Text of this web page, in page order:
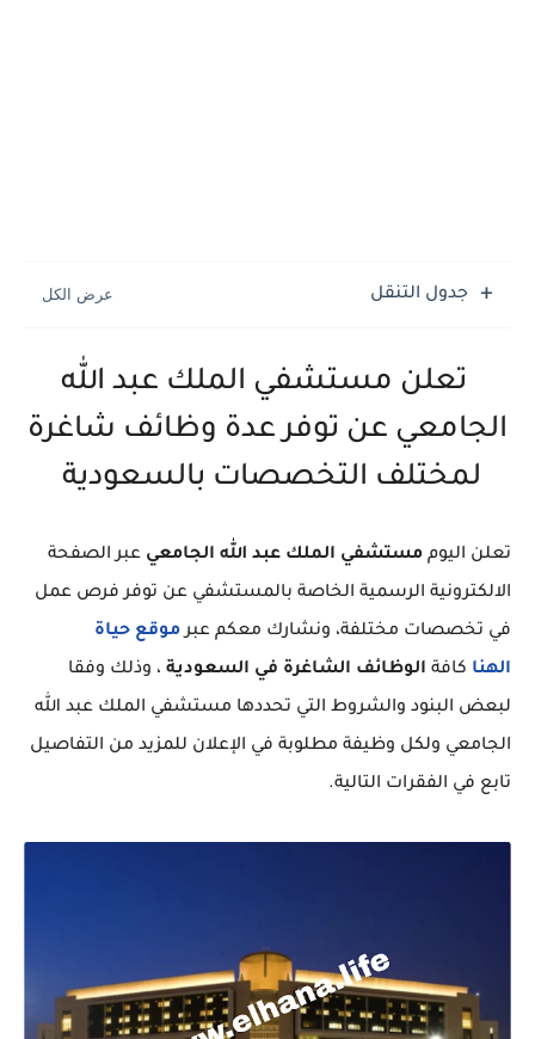
جدول التنقل
تعلن مستشفي الملك عبد الله
الجامعي عن توفر عدة وظائف شاغرة
لمختلف التخصصات بالسعودية
تعلن اليوم مستشفي الملك عبد الله الجامعي عبر الصفحة
الالكترونية الرسمية الخاصة بالمستشفي عن توفر فرص عمل
في تخصصات مختلفة، ونشارك معكم عبرموقع حياة
الهنا كافة الوظائف الشاغرة في السعودية ، وذلك وفقا
لبعض البنود والشروط التي تحددها مستشفي الملك عبد الله
الجامعي ولكل وظيفة مطلوبة في الإعلان للمزيد من التفاصيل
تابع في الفقرات التالية.